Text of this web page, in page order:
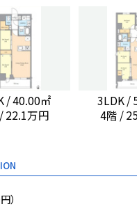
/ 40.00㎡
22.1万円
3LDK /
4階 /
）